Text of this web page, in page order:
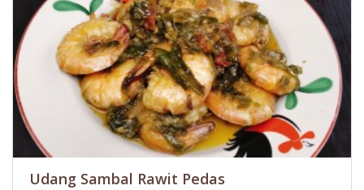
Udang Sambal Rawit Pedas